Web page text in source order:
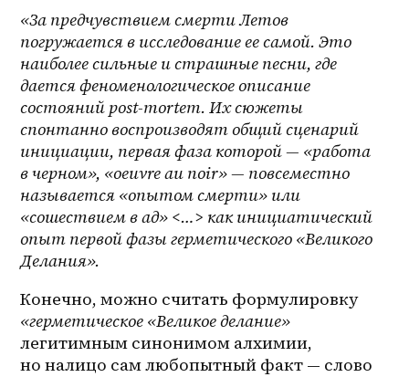
«За предчувствием смерти Летов
погружается в исследование ее самой. Это
наиболее сильные и страшные песни, где
дается феноменологическое описание
состояний post-mortem. Их сюжеты
спонтанно воспроизводят общий сценарий
инициации, первая фаза которой — «работа
в черном», «оeuvre au noir» — повсеместно
называется «опытом смерти» или
«сошествием в ад» <…> как инициатический
опыт первой фазы герметического «Великого
Делания».
«герметическое «Великое делание»
легитимным синонимом алхимии,
но налицо сам любопытный факт — слово